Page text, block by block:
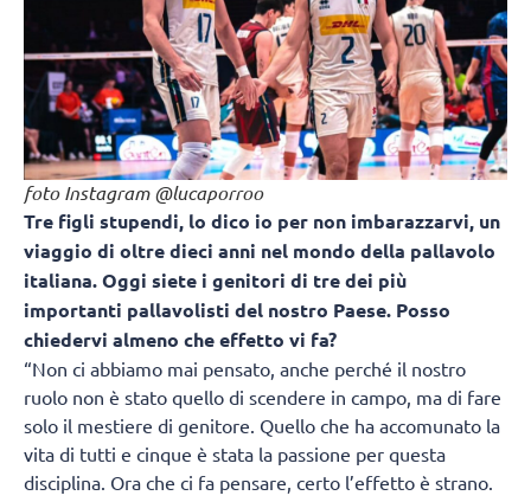
foto Instagram @lucaporroo
Tre figli stupendi, lo dico io per non imbarazzarvi, un
viaggio di oltre dieci anni nel mondo della pallavolo
italiana. Oggi siete i genitori di tre dei più
importanti pallavolisti del nostro Paese. Posso
chiedervi almeno che effetto vi fa?
“Non ci abbiamo mai pensato, anche perché il nostro
ruolo non è stato quello di scendere in campo, ma di fare
solo il mestiere di genitore. Quello che ha accomunato la
vita di tutti e cinque è stata la passione per questa
disciplina. Ora che ci fa pensare, certo l’effetto è strano.